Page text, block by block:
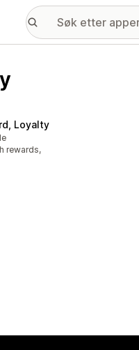
Loyalty
rewards,